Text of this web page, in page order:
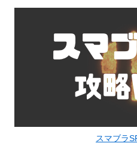
スマブラ